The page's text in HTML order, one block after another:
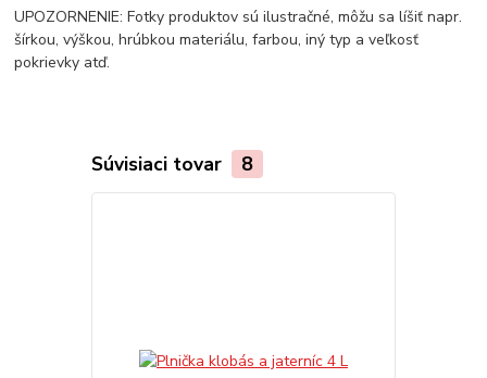
UPOZORNENIE: Fotky produktov sú ilustračné, môžu sa líšiť napr.
šírkou, výškou, hrúbkou materiálu, farbou, iný typ a veľkosť
pokrievky atď.
Súvisiaci tovar 8